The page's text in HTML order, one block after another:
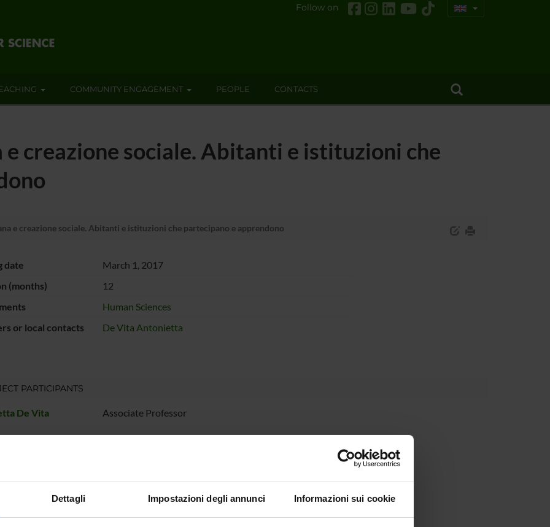
Dettagli Impostazioni degli annunci Informazioni sui cookie
Follow on
COMMUNITY ENGAGEMENT PEOPLE CONTACTS
e creazione sociale. Abitanti e istituzioni che
e creazione sociale. Abitanti e istituzioni che partecipano e apprendono
date
March 1, 2017
(months)
12
Human Sciences
or local contacts
De Vita Antonietta
PARTICIPANTS
De Vita Associate Professor